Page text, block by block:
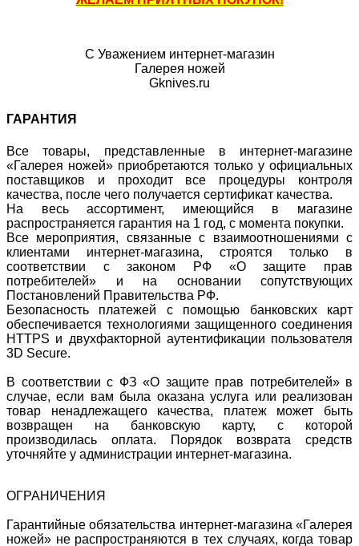
С Уважением интернет-магазин
Галерея ножей
Gknives.ru
ГАРАНТИЯ
Все товары, представленные в интернет-магазине
«Галерея ножей» приобретаются только у официальных
поставщиков и проходит все процедуры контроля
качества, после чего получается сертификат качества.
На весь ассортимент, имеющийся в магазине
распространяется гарантия на 1 год, с момента покупки.
Все мероприятия, связанные с взаимоотношениями с
клиентами интернет-магазина, строятся только в
соответствии с законом РФ «О защите прав
потребителей» и на основании сопутствующих
Постановлений Правительства РФ.
Безопасность платежей с помощью банковских карт
обеспечивается технологиями защищенного соединения
HTTPS и двухфакторной аутентификации пользователя
3D Secure.
В соответствии с ФЗ «О защите прав потребителей» в
случае, если вам была оказана услуга или реализован
товар ненадлежащего качества, платеж может быть
возвращен на банковскую карту, с которой
производилась оплата. Порядок возврата средств
уточняйте у администрации интернет-магазина.
ОГРАНИЧЕНИЯ
Гарантийные обязательства интернет-магазина «Галерея
ножей» не распространяются в тех случаях, когда товар